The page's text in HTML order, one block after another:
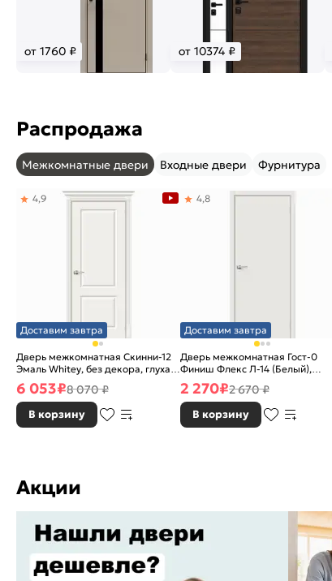
от 1760 ₽ от 10374 ₽
Распродажа
Межкомнатные двери Входные двери Фурнитура
Доставим завтра
Дверь межкомнатная Скинни-12
Эмаль Whitey, без декора, глухая,
без стекла, без кромки, скиновая
4,9
6 053₽8 070 ₽
В корзину
Доставим завтра
Дверь межкомнатная Гост-0
Финиш Флекс Л-14 (Белый),
глухая, каркасно-щитовая
4,8
2 270₽2 670 ₽
В корзину
Акции